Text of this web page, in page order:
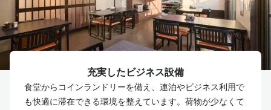
充実したビジネス設備
食堂からコインランドリーを備え、連泊やビジネス利用で
も快適に滞在できる環境を整えています。荷物が少なくて